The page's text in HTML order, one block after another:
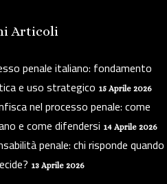
Articoli
penale italiano: fondamento
e uso strategico 15 Aprile 2026
nel processo penale: come
e come difendersi 14 Aprile 2026
penale: chi risponde quando
13 Aprile 2026